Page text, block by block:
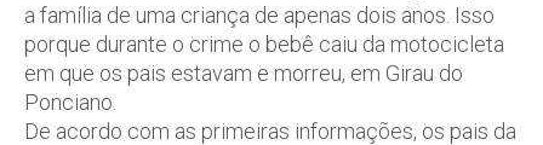
a família de uma criança de apenas dois anos. Isso
porque durante o crime o bebê caiu da motocicleta
em que os pais estavam e morreu, em Girau do
Ponciano.
De acordo com as primeiras informações, os pais da